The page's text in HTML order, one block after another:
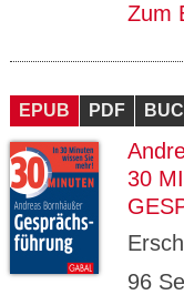
Zum
EPUB PDF
30
96